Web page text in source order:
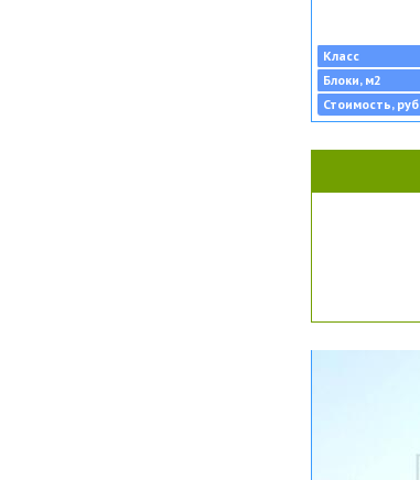
Класс
Блоки, м2
Стоимость, руб